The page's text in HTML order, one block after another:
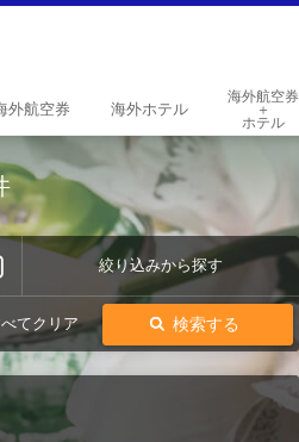
外航空券 海外ホテル
海外航空券
＋
ホテル
絞り込みから探す
検索する
てクリア